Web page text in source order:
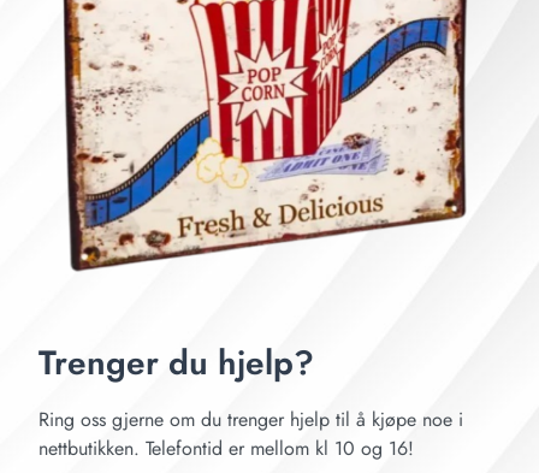
Trenger du hjelp?
Ring oss gjerne om du trenger hjelp til å kjøpe noe i
nettbutikken. Telefontid er mellom kl 10 og 16!